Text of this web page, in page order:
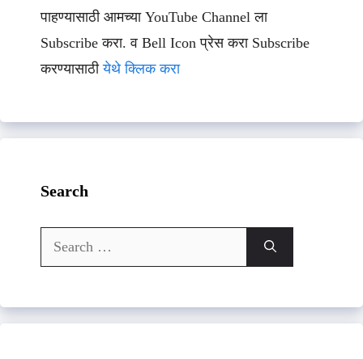
पाहण्यासाठी आमच्या YouTube Channel ला
Subscribe करा. व Bell Icon प्रेस करा Subscribe
करण्यासाठीयेथे क्लिक करा
Search
Search
for: